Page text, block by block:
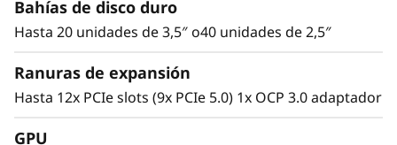
creciente cantidad de datos.
rendimiento para administrar estas
aplicaciones de nueva generación. SR665 V3,
generación, hasta 160 líneas PCIe para
Bahías de disco duro
Hasta 20 unidades de 3,5″ o40 unidades de 2,5″
Ranuras de expansión
Hasta 12x PCIe slots (9x PCIe 5.0) 1x OCP 3.0 adaptador
GPU